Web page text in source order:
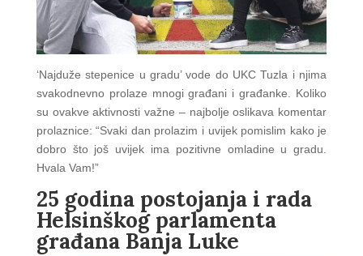
‘Najduže stepenice u gradu’ vode do UKC Tuzla i njima
svakodnevno prolaze mnogi građani i građanke. Koliko
su ovakve aktivnosti važne – najbolje oslikava komentar
prolaznice: “Svaki dan prolazim i uvijek pomislim kako je
dobro što još uvijek ima pozitivne omladine u gradu.
Hvala Vam!”
25 godina postojanja i rada
Helsinškog parlamenta
građana Banja Luke